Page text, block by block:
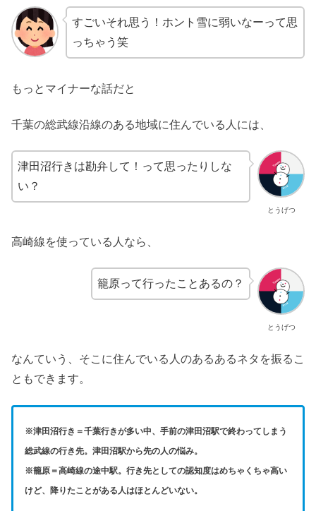
すごいそれ思う！ホント雪に弱いなーって思
っちゃう笑
もっとマイナーな話だと
千葉の総武線沿線のある地域に住んでいる人には、
とうげつ
津田沼行きは勘弁して！って思ったりしな
い？
高崎線を使っている人なら、
とうげつ
籠原って行ったことあるの？
なんていう、そこに住んでいる人のあるあるネタを振るこ
ともできます。
※津田沼行き＝千葉行きが多い中、手前の津田沼駅で終わってしまう
総武線の行き先。津田沼駅から先の人の悩み。
※籠原＝高崎線の途中駅。行き先としての認知度はめちゃくちゃ高い
けど、降りたことがある人はほとんどいない。